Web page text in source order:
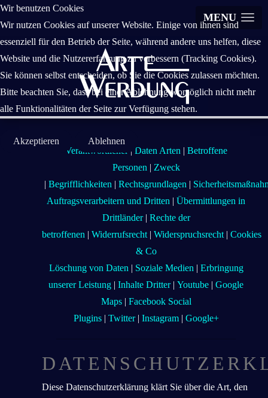
MENU
Verantwortlicher | Daten Arten | Betroffene
Personen | Zweck
| Begrifflichkeiten | Rechtsgrundlagen |
Auftragsverarbeitern und Dritten | Übermittlungen in
Drittländer| Rechte der
betroffenen | Widerrufsrecht | Widerspruchsrecht | Cookies
& Co
Löschung von Daten | Soziale Medien | Erbringung
unserer Leistung | Inhalte Dritter| Youtube | Google
Maps| Facebook Social
Plugins| Twitter| Instagram| Google+
Diese Datenschutzerklärung klärt Sie über die Art, den
Wir benutzen Cookies
Wir nutzen Cookies auf unserer Website. Einige von ihnen sind
essenziell für den Betrieb der Seite, während andere uns helfen, diese
Website und die Nutzererfahrung zu verbessern (Tracking Cookies).
Sie können selbst entscheiden, ob Sie die Cookies zulassen möchten.
Bitte beachten Sie, dass bei einer Ablehnung womöglich nicht mehr
alle Funktionalitäten der Seite zur Verfügung stehen.
Akzeptieren Ablehnen